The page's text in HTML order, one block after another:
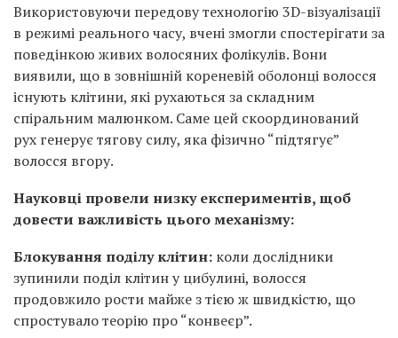
Використовуючи передову технологію 3D-візуалізації
в режимі реального часу, вчені змогли спостерігати за
поведінкою живих волосяних фолікулів. Вони
виявили, що в зовнішній кореневій оболонці волосся
існують клітини, які рухаються за складним
спіральним малюнком. Саме цей скоординований
рух генерує тягову силу, яка фізично “підтягує”
волосся вгору.
Науковці провели низку експериментів, щоб
довести важливість цього механізму:
Блокування поділу клітин: коли дослідники
зупинили поділ клітин у цибулині, волосся
продовжило рости майже з тією ж швидкістю, що
спростувало теорію про “конвеєр”.